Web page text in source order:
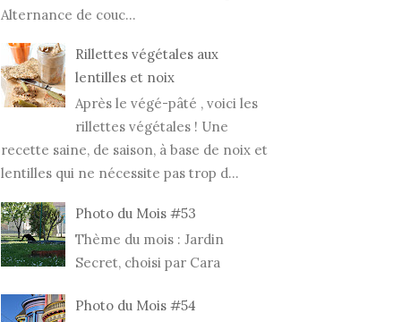
Alternance de couc...
Rillettes végétales aux
lentilles et noix
Après le végé-pâté , voici les
rillettes végétales ! Une
recette saine, de saison, à base de noix et
lentilles qui ne nécessite pas trop d...
Photo du Mois #53
Thème du mois : Jardin
Secret, choisi par Cara
Photo du Mois #54